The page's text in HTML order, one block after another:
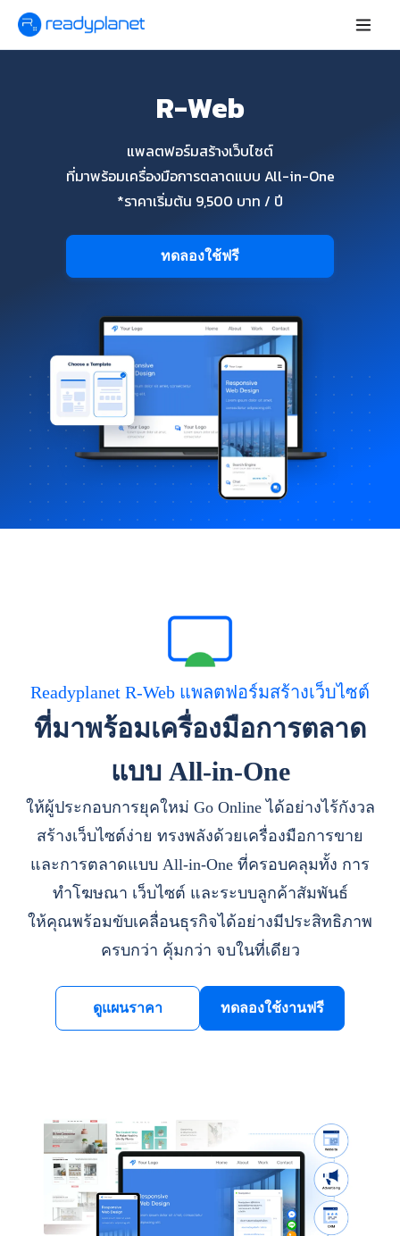
R-Web
แพลตฟอร์มสร้างเว็บไซต์
ที่มาพร้อมเครื่องมือการตลาดแบบ All-in-One
*ราคาเริ่มต้น 9,500 บาท / ปี
ทดลองใช้ฟรี
Readyplanet R-Web แพลตฟอร์มสร้างเว็บไซต์
ที่มาพร้อมเครื่องมือการตลาด
แบบ All-in-One
ให้ผู้ประกอบการยุคใหม่ Go Online ได้อย่างไร้กังวล
สร้างเว็บไซต์ง่าย ทรงพลังด้วยเครื่องมือการขาย
และการตลาดแบบ All-in-One ที่ครอบคลุมทั้ง การ
ทำโฆษณา เว็บไซต์ และระบบลูกค้าสัมพันธ์
ให้คุณพร้อมขับเคลื่อนธุรกิจได้อย่างมีประสิทธิภาพ
ครบกว่า คุ้มกว่า จบในที่เดียว
ดูแผนราคา ทดลองใช้งานฟรี